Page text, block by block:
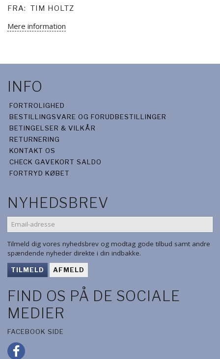
FRA: TIM HOLTZ
Mere information
INFO
FORTROLIGHED
BESTILLINGSVARE OG FORUDBESTILLINGER
BETINGELSER & VILKÅR
RETURNERING
KONTAKT OS
CHECK GAVEKORT SALDO
FORTRYD KØBET
NYHEDSBREV
EMAIL-
ADRESSE
Tilmeld dig vores nyhedsbrev og modtag gode tilbud samt andre
spændende nyheder direkte i din indbakke.
TILMELD AFMELD
FIND OS PÅ DE SOCIALE
MEDIER
FACEBOOK SIDE